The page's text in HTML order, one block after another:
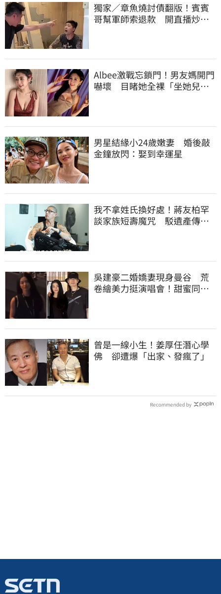
獨家／章魚燒討債翻版！賓賓
哥幫軍師索退款 開直播炒作
Albee激戰忘鎖門！男友媽開門
嚇壞 目睹她全裸「坐她兒子
男星結緣小24歲嫩妻 婚後敲
金鐘放閃：娶到幸運星
我不拿姓氏換好處！蔣友柏罕
談家族短壽魔咒 駁遺產傳
吳建豪二婚嬌妻現身曼谷 荒
卷繪美力挺演唱會！甜蜜同框
曾是一線小生！姜厚任潛心學
佛 卻遭爆「出家、發瘋了」
Recommended by